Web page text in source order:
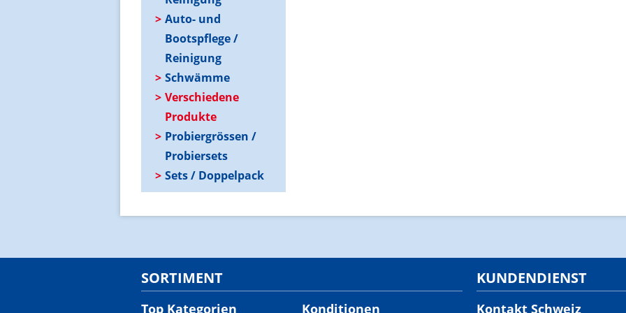
Auto- und
Bootspflege /
Reinigung
Schwämme
Verschiedene
Produkte
Probiergrössen /
Probiersets
Sets / Doppelpack
SORTIMENT
Top Kategorien Konditionen
KUNDENDIENST
Kontakt Schweiz